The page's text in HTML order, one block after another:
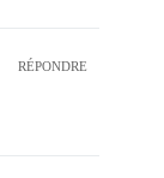
RÉPONDRE